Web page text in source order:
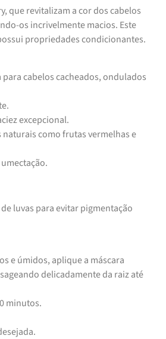
que revitalizam a cor dos cabelos
os incrivelmente macios. Este
propriedades condicionantes.
cabelos cacheados, ondulados
excepcional.
como frutas vermelhas e
luvas para evitar pigmentação
e úmidos, aplique a máscara
delicadamente da raiz até
minutos.